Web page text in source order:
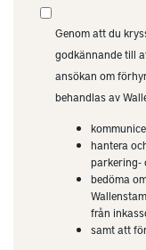
Genom att du
godkännande till
ansökan om
behandlas av
hantera
parkering-
bedöma
från
samt att